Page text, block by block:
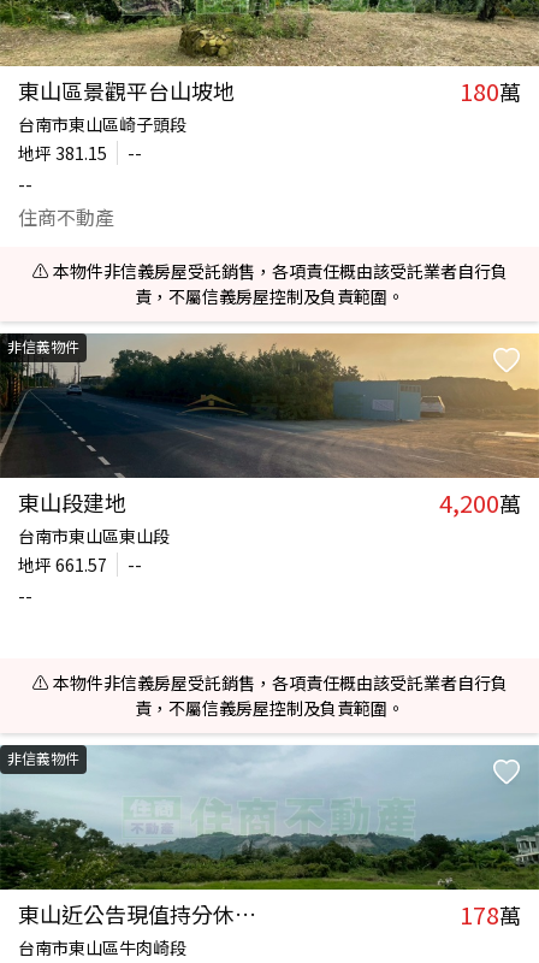
東山區景觀平台山坡地 180萬
台南市東山區崎子頭段
地坪 381.15
--
--
住商不動產
⚠️ 本物件非信義房屋受託銷售，各項責任概由該受託業者自行負
責，不屬信義房屋控制及負責範圍。
非信義物件
東山段建地 4,200萬
台南市東山區東山段
地坪 661.57
--
--
⚠️ 本物件非信義房屋受託銷售，各項責任概由該受託業者自行負
責，不屬信義房屋控制及負責範圍。
非信義物件
東山近公告現值持分休閒林業用地 178萬
台南市東山區牛肉崎段